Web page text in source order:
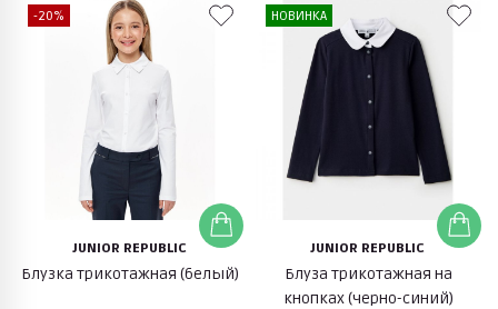
-20%
JUNIOR REPUBLIC
Блузка трикотажная (белый)
НОВИНКА
JUNIOR REPUBLIC
Блуза трикотажная на
кнопках (черно-синий)